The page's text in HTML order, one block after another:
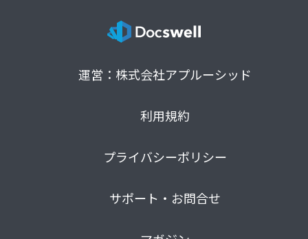
運営：株式会社アプルーシッド
利用規約
プライバシーポリシー
サポート・お問合せ